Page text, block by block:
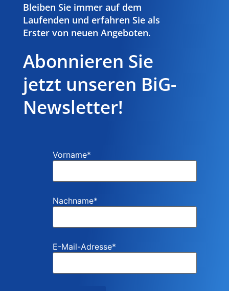
Bleiben Sie immer auf dem
Laufenden und erfahren Sie als
Erster von neuen Angeboten.
Abonnieren Sie
jetzt unseren BiG-
Newsletter!
Vorname*
Nachname*
E-Mail-Adresse*